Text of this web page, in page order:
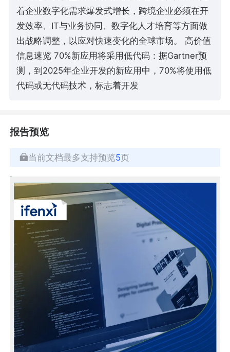
着企业数字化需求爆发式增长，跨境企业必须在开
发效率、IT与业务协同、数字化人才培育等方面做
出战略调整，以应对快速变化的全球市场。 高价值
信息速览 70%新应用将采用低代码：据Gartner预
测，到2025年企业开发的新应用中，70%将使用低
代码或无代码技术，标志着开发
报告预览
当前文档最多支持预览5页